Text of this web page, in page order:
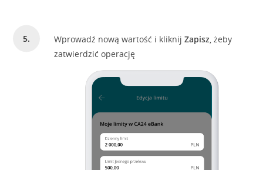
Wprowadź nową wartość i kliknijZapisz, żeby
zatwierdzić operację